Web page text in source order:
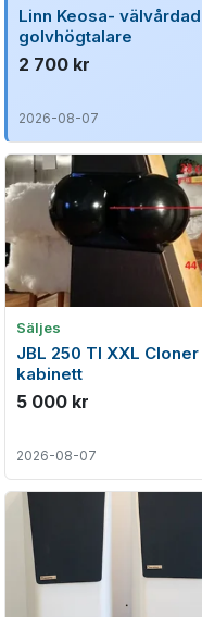
Linn Keosa-
golvhögtalare
2 700 kr
2026-08-07
Säljes
JBL 250 TI XXL Cloner
kabinett
5 000 kr
2026-08-07